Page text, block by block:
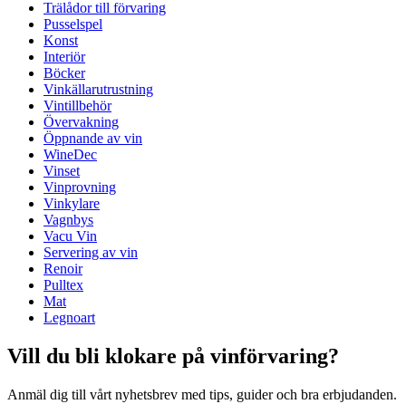
Mått (BxHxD cm)
Vikt (kg)
Höjd (cm)
Bredd (cm)
Trälådor till förvaring
Pusselspel
Konst
Interiör
Böcker
Vinkällarutrustning
Vintillbehör
Övervakning
Öppnande av vin
WineDec
Vinset
Vinprovning
Vinkylare
Vagnbys
Vacu Vin
Servering av vin
Renoir
Pulltex
Mat
Legnoart
Vill du bli klokare på vinförvaring?
Anmäl dig till vårt nyhetsbrev med tips, guider och bra erbjudanden.